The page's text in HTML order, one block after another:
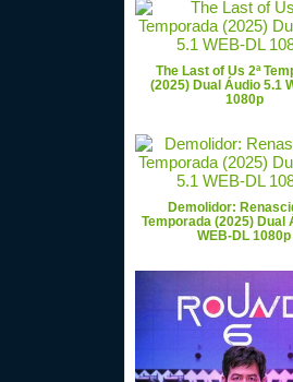
The Last of Us 2ª
(2025) Dual Áudio 5.1
1080p
Demolidor:
Temporada (2025) Dual
WEB-DL 1080p